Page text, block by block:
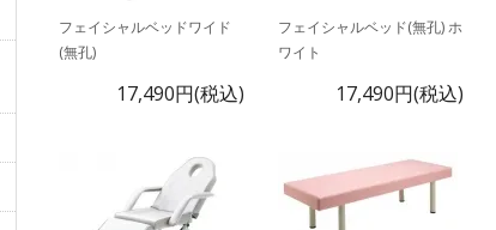
フェイシャルベッドワイド
(無孔)
17,490円(税込)
フェイシャルベッド(無孔) ホ
ワイト
17,490円(税込)